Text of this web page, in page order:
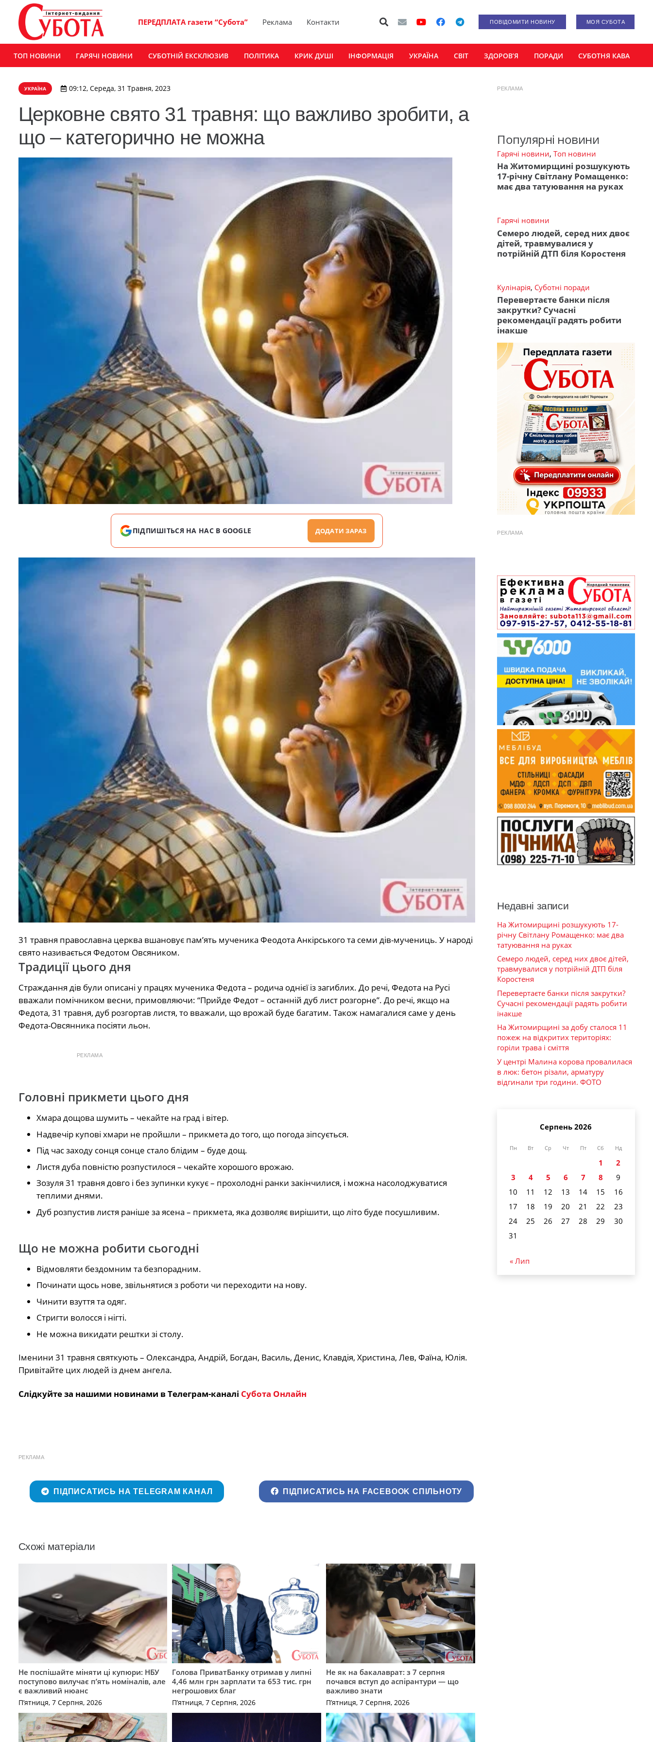
ПЕРЕДПЛАТА газети “Субота” Реклама Контакти ПОВІДОМИТИ НОВИНУ МОЯ СУБОТА
ТОП НОВИНИ ГАРЯЧІ НОВИНИ СУБОТНІЙ ЕКСКЛЮЗИВ ПОЛІТИКА КРИК ДУШІ ІНФОРМАЦІЯ УКРАЇНА СВІТ ЗДОРОВ’Я ПОРАДИ СУБОТНЯ КАВА
УКРАЇНА 09:12, Середа, 31 Травня, 2023
Церковне свято 31 травня: що важливо зробити, а
що – категорично не можна
ПІДПИШІТЬСЯ НА НАС В GOOGLE ДОДАТИ ЗАРАЗ
31 травня православна церква вшановує пам’ять мученика Феодота Анкірського та семи дів-мучениць. У народі
свято називається Федотом Овсяником.
Традиції цього дня
Страждання дів були описані у працях мученика Федота – родича однієї із загиблих. До речі, Федота на Русі
вважали помічником весни, примовляючи: “Прийде Федот – останній дуб лист розгорне”. До речі, якщо на
Федота, 31 травня, дуб розгортав листя, то вважали, що врожай буде багатим. Також намагалися саме у день
Федота-Овсянника посіяти льон.
РЕКЛАМА
Головні прикмети цього дня
Хмара дощова шумить – чекайте на град і вітер.
Надвечір купові хмари не пройшли – прикмета до того, що погода зіпсується.
Під час заходу сонця сонце стало блідим – буде дощ.
Листя дуба повністю розпустилося – чекайте хорошого врожаю.
Зозуля 31 травня довго і без зупинки кукує – прохолодні ранки закінчилися, і можна насолоджуватися
теплими днями.
Дуб розпустив листя раніше за ясена – прикмета, яка дозволяє вирішити, що літо буде посушливим.
Що не можна робити сьогодні
Відмовляти бездомним та безпорадним.
Починати щось нове, звільнятися з роботи чи переходити на нову.
Чинити взуття та одяг.
Стригти волосся і нігті.
Не можна викидати рештки зі столу.
Іменини 31 травня святкують – Олександра, Андрій, Богдан, Василь, Денис, Клавдія, Христина, Лев, Фаїна, Юлія.
Привітайте цих людей із днем ангела.
Слідкуйте за нашими новинами в Телеграм-каналі Субота Онлайн
РЕКЛАМА
ПІДПИСАТИСЬ НА TELEGRAM КАНАЛ ПІДПИСАТИСЬ НА FACEBOOK СПІЛЬНОТУ
Схожі матеріали
Не поспішайте міняти ці купюри: НБУ
поступово вилучає п’ять номіналів, але
є важливий нюанс
П’ятниця, 7 Серпня, 2026
Голова ПриватБанку отримав у липні
4,46 млн грн зарплати та 653 тис. грн
негрошових благ
П’ятниця, 7 Серпня, 2026
Не як на бакалаврат: з 7 серпня
почався вступ до аспірантури — що
важливо знати
П’ятниця, 7 Серпня, 2026
РЕКЛАМА
Популярні новини
Гарячі новини, Топ новини
На Житомирщині розшукують
17-річну Світлану Ромащенко:
має два татуювання на руках
Гарячі новини
Семеро людей, серед них двоє
дітей, травмувалися у
потрійній ДТП біля Коростеня
Кулінарія, Суботні поради
Перевертаєте банки після
закрутки? Сучасні
рекомендації радять робити
інакше
РЕКЛАМА
Недавні записи
На Житомирщині розшукують 17-
річну Світлану Ромащенко: має два
татуювання на руках
Семеро людей, серед них двоє дітей,
травмувалися у потрійній ДТП біля
Коростеня
Перевертаєте банки після закрутки?
Сучасні рекомендації радять робити
інакше
На Житомирщині за добу сталося 11
пожеж на відкритих територіях:
горіли трава і сміття
У центрі Малина корова провалилася
в люк: бетон різали, арматуру
відгинали три години. ФОТО
Серпень 2026
Пн Вт Ср Чт Пт Сб Нд
1
2
3
4 5 6 7 8
9
10
11 12 13 14 15
16
17
18 19 20 21 22
23
24
25 26 27 28 29
30
31
« Лип